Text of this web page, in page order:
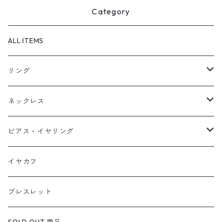
Category
ALL ITEMS
リング
天然石1点ものリング【Gold】（在庫ありのみ絞込）
天然石1点ものリング【Silver】（在庫ありのみ絞込）
定番リング
ネックレス
天然石1点ものネックレス（在庫ありのみ絞込）
定番ネックレス
ピアス・イヤリング
天然石1点ものピアス（在庫ありのみ絞込）
定番ピアス/イヤリング
イヤカフ
ブレスレット